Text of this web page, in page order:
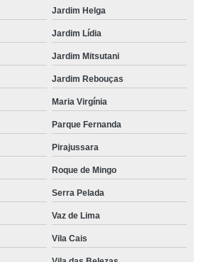
preços Vila Curuçá
Itaim Bibi
economico Canindé
preço Jardim Iguatemi
Piracuama
Cidade Patriarca
quanto custa Parque do Gato
Jardim Helga
Jardim Lídia
Jardim Mitsutani
Jardim Rebouças
Maria Virgínia
Parque Fernanda
Pirajussara
Roque de Mingo
Serra Pelada
Vaz de Lima
Vila Cais